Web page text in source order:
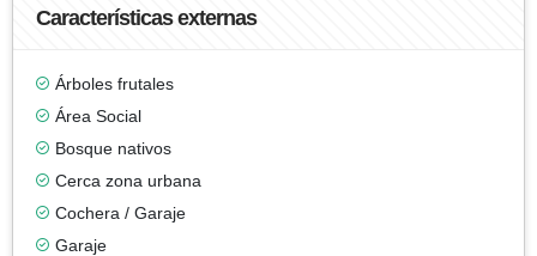
Características externas
Árboles frutales
Área Social
Bosque nativos
Cerca zona urbana
Cochera / Garaje
Garaje